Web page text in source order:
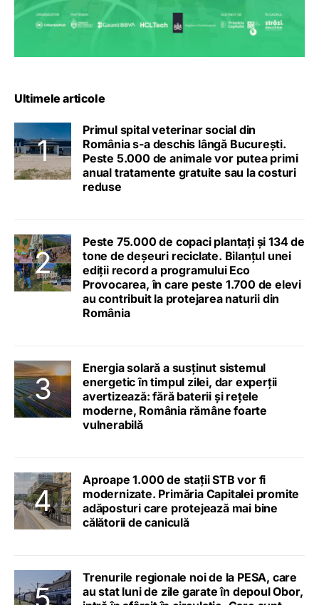
Ultimele articole
Primul spital veterinar social din
România s-a deschis lângă București.
Peste 5.000 de animale vor putea primi
anual tratamente gratuite sau la costuri
reduse
Peste 75.000 de copaci plantați și 134 de
tone de deșeuri reciclate. Bilanțul unei
ediții record a programului Eco
Provocarea, în care peste 1.700 de elevi
au contribuit la protejarea naturii din
România
Energia solară a susținut sistemul
energetic în timpul zilei, dar experții
avertizează: fără baterii și rețele
moderne, România rămâne foarte
vulnerabilă
Aproape 1.000 de stații STB vor fi
modernizate. Primăria Capitalei promite
adăposturi care protejează mai bine
călătorii de caniculă
Trenurile regionale noi de la PESA, care
au stat luni de zile garate în depoul Obor,